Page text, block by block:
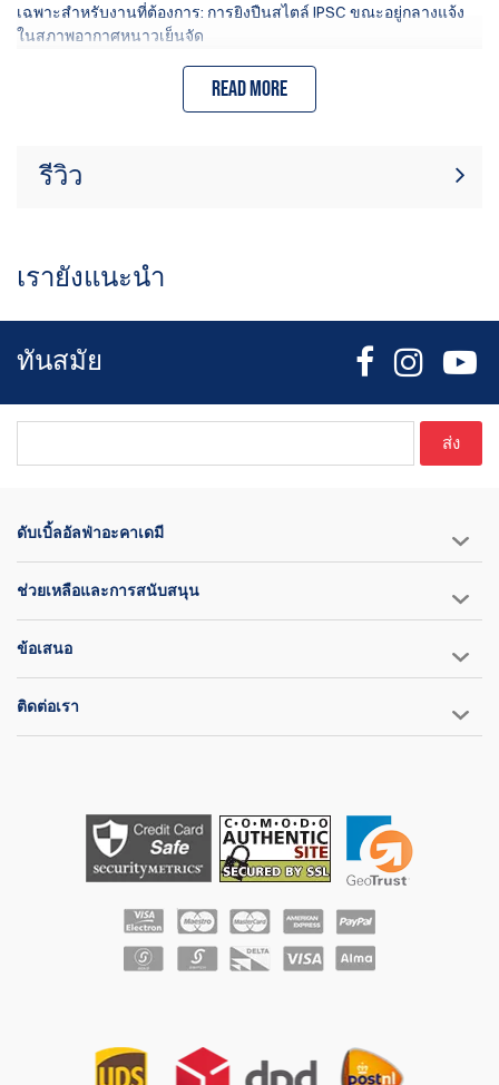
เฉพาะสำหรับงานที่ต้องการ: การยิงปืนสไตล์ IPSC ขณะอยู่กลางแจ้ง
ในสภาพอากาศหนาวเย็นจัด
คุณสมบัติของเสื้อกั๊กยิงปืน DAA ได้แก่:
ฉนวนกันความร้อนที่มีความหนาปานกลางช่วยให้ความอบอุ่น
ปืนแบบยืดแขนและจับปืนได้สองมือ
เข็มขัดด้านในเพื่อไม่ให้เลื่อนขึ้น
ตัดให้สั้นลงเพื่อให้จบลงเหนือเข็มขัดของคุณเล็กน้อย จึงหลีก
เก็บของมากมาย
3 สายรัดแนวนอนด้านหน้าสร้างจุดเชื่อมต่อสำหรับแขวนเครื่อง
จับเวลา วิทยุ หรืออุปกรณ์ขนาดเล็กอื่นๆ
ที่ใส่บัตร/ชื่อโปร่งใสที่หน้าอกด้านหน้า และแถบติดแผ่นเวลโคร
โลโก้ SHOTAC และ DAA เคลือบยางที่หน้าอกและด้านหลังคอ
ปานกลางถึงค่อนข้างหนัก แต่สำหรับผู้ที่มีช่วงกลางลำตัวค่อนข้างใหญ่
อาจจะคับเกินไปบริเวณท้อง เพื่อเป็นการมอบข้อมูลขนาดที่เป็น
ประโยชน์แก่คุณ เราได้ให้ผู้คนจำนวนมากลองสวมเสื้อตัวนี้ และบันทึก
การทดสอบของเราบ่งชี้ว่าลูกค้าชาวยุโรปควรสั่งเสื้อชูชีพในขนาด
ขนาดรอบอก - ขนาดที่สั่ง
84-90 ซม. (33 - 35 นิ้ว) - เล็ก
90-96 ซม. (35 - 38 นิ้ว) - ขนาดกลาง
102-108 ซม. (40 - 42 นิ้ว) - ขนาดใหญ่พิเศษ
108-115 ซม. (42 - 45 นิ้ว) - ขนาดใหญ่พิเศษ
115-123 ซม. (45 - 48.5 นิ้ว) - ขนาดใหญ่พิเศษ
Read more
รีวิว
เขียนรีวิว
เรายังแนะนำ
ทันสมัย
ส่ง
ดับเบิ้ลอัลฟ่าอะคาเดมี
ช่วยเหลือและการสนับสนุน
ข้อเสนอ
ติดต่อเรา